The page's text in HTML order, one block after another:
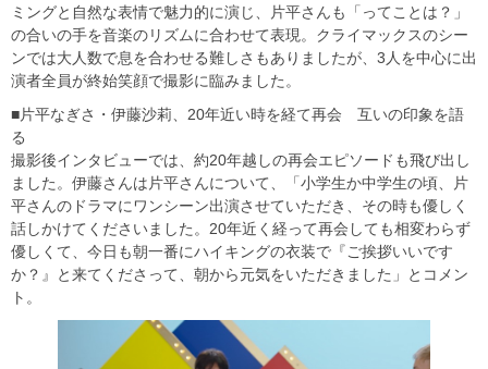
ミングと自然な表情で魅力的に演じ、片平さんも「ってことは？」
の合いの手を音楽のリズムに合わせて表現。クライマックスのシー
ンでは大人数で息を合わせる難しさもありましたが、3人を中心に出
演者全員が終始笑顔で撮影に臨みました。
■片平なぎさ・伊藤沙莉、20年近い時を経て再会 互いの印象を語
る
撮影後インタビューでは、約20年越しの再会エピソードも飛び出し
ました。伊藤さんは片平さんについて、「小学生か中学生の頃、片
平さんのドラマにワンシーン出演させていただき、その時も優しく
話しかけてくださいました。20年近く経って再会しても相変わらず
優しくて、今日も朝一番にハイキングの衣装で『ご挨拶いいです
か？』と来てくださって、朝から元気をいただきました」とコメン
ト。